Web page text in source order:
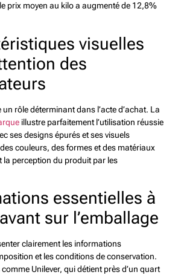
prix moyen au kilo a augmenté de 12,8%
visuelles
des
un rôle déterminant dans l’acte d’achat. La
illustre parfaitement l’utilisation réussie
ses designs épurés et ses visuels
couleurs, des formes et des matériaux
la perception du produit par les
essentielles à
sur l’emballage
clairement les informations
et les conditions de conservation.
Unilever, qui détient près d’un quart